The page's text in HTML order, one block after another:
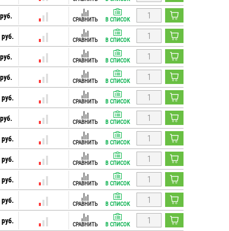
СРАВНИТЬ В СПИСОК
СРАВНИТЬ В СПИСОК
СРАВНИТЬ В СПИСОК
СРАВНИТЬ В СПИСОК
СРАВНИТЬ В СПИСОК
СРАВНИТЬ В СПИСОК
СРАВНИТЬ В СПИСОК
СРАВНИТЬ В СПИСОК
СРАВНИТЬ В СПИСОК
СРАВНИТЬ В СПИСОК
СРАВНИТЬ В СПИСОК